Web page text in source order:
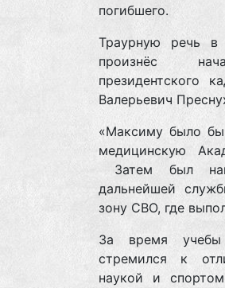
погибшего.
Траурную речь
произнёс
президентского
Валерьевич
«Максиму было
медицинскую
Затем был
дальнейшей
зону СВО, где
За время
стремился к
наукой и